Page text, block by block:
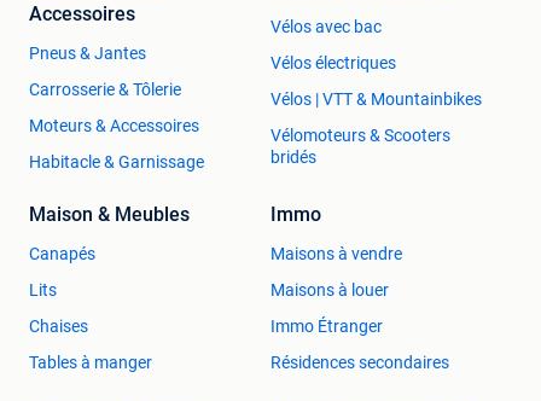
Accessoires
Pneus & Jantes
Carrosserie & Tôlerie
Moteurs & Accessoires
Habitacle & Garnissage
Vélos avec bac
Vélos électriques
Vélos | VTT & Mountainbikes
Vélomoteurs & Scooters
bridés
Maison & Meubles
Canapés
Lits
Chaises
Tables à manger
Immo
Maisons à vendre
Maisons à louer
Immo Étranger
Résidences secondaires